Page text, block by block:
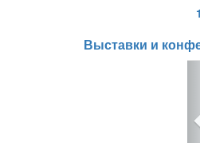
1
Выставки и